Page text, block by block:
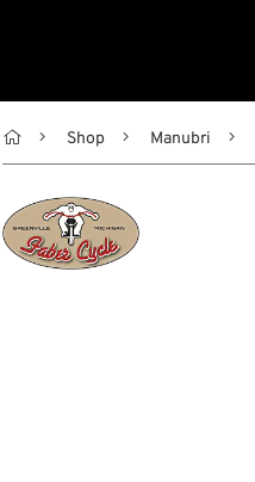
 Shop Manubri